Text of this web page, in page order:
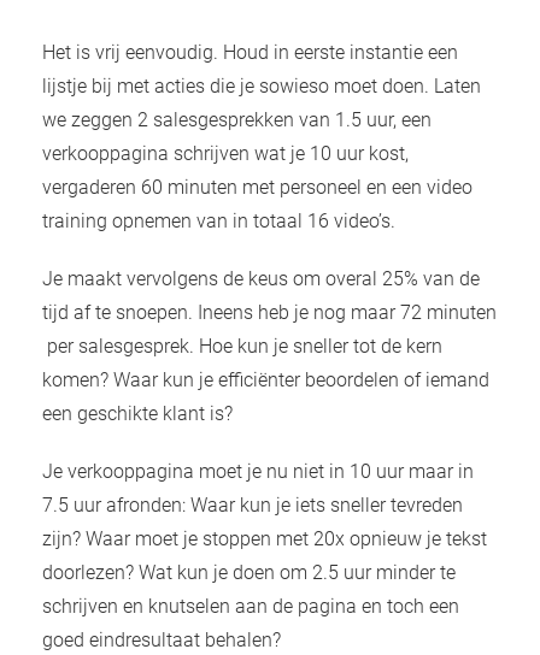
Het is vrij eenvoudig. Houd in eerste instantie een
lijstje bij met acties die je sowieso moet doen. Laten
we zeggen 2 salesgesprekken van 1.5 uur, een
verkooppagina schrijven wat je 10 uur kost,
vergaderen 60 minuten met personeel en een video
training opnemen van in totaal 16 video’s.
Je maakt vervolgens de keus om overal 25% van de
tijd af te snoepen. Ineens heb je nog maar 72 minuten
per salesgesprek. Hoe kun je sneller tot de kern
komen? Waar kun je efficiënter beoordelen of iemand
een geschikte klant is?
Je verkooppagina moet je nu niet in 10 uur maar in
7.5 uur afronden: Waar kun je iets sneller tevreden
zijn? Waar moet je stoppen met 20x opnieuw je tekst
doorlezen? Wat kun je doen om 2.5 uur minder te
schrijven en knutselen aan de pagina en toch een
goed eindresultaat behalen?